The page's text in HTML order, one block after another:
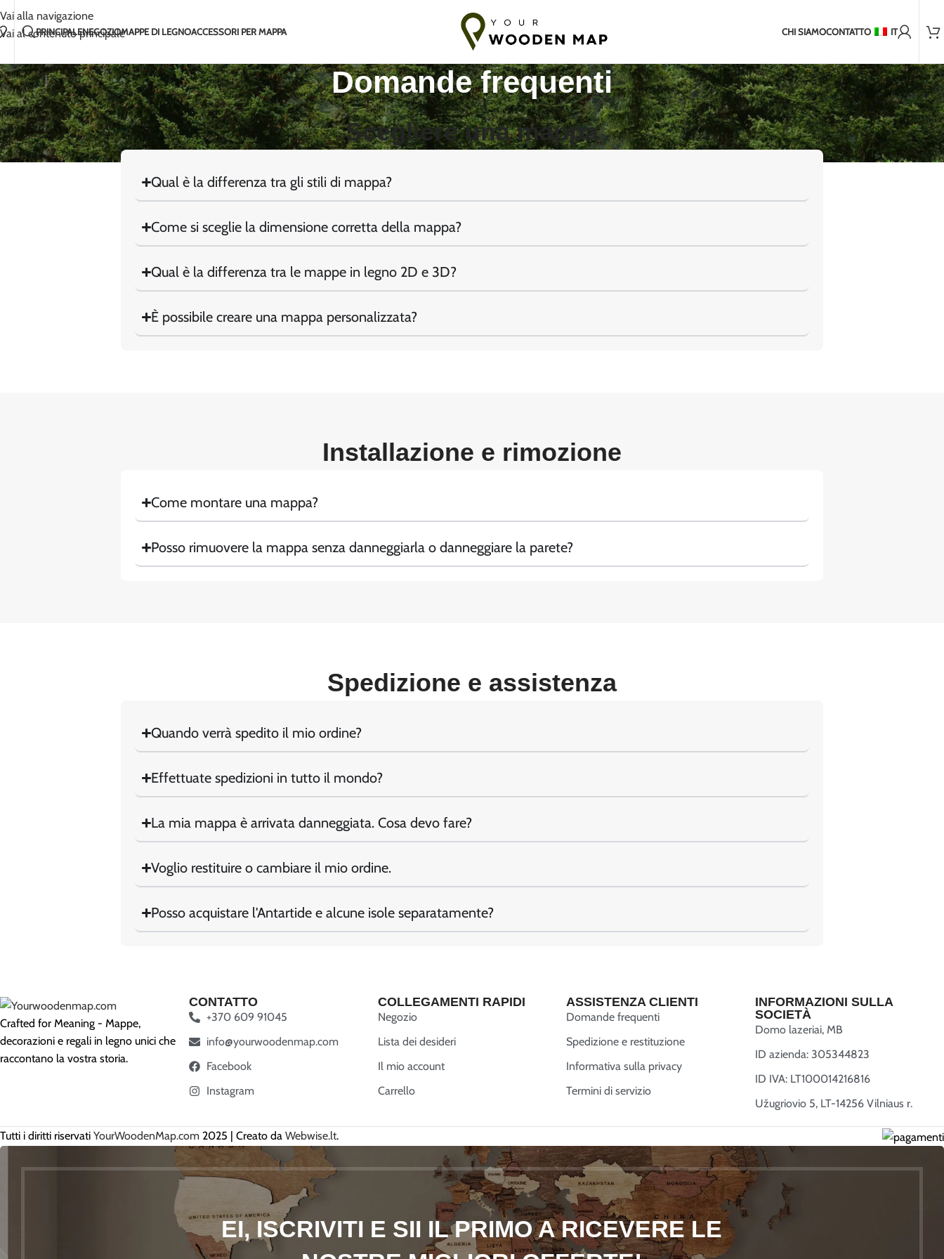
Vai alla navigazione
Vai al contenuto principale
Fatto a mano con amore in Lituania 7-14 giorni di spedizione verso l'UE
PRINCIPALENEGOZIOMAPPE DI LEGNOACCESSORI PER MAPPA CHI SIAMOCONTATTO IT
Domande frequenti
Scegliere una mappa
Qual è la differenza tra gli stili di mappa?
Come si sceglie la dimensione corretta della mappa?
Qual è la differenza tra le mappe in legno 2D e 3D?
È possibile creare una mappa personalizzata?
Installazione e rimozione
Come montare una mappa?
Posso rimuovere la mappa senza danneggiarla o danneggiare la parete?
Spedizione e assistenza
Quando verrà spedito il mio ordine?
Effettuate spedizioni in tutto il mondo?
La mia mappa è arrivata danneggiata. Cosa devo fare?
Voglio restituire o cambiare il mio ordine.
Posso acquistare l'Antartide e alcune isole separatamente?
Crafted for Meaning - Mappe,
decorazioni e regali in legno unici che
raccontano la vostra storia.
CONTATTO
+370 609 91045
info@yourwoodenmap.com
Facebook
Instagram
COLLEGAMENTI RAPIDI
Negozio
Lista dei desideri
Il mio account
Carrello
ASSISTENZA CLIENTI
Domande frequenti
Spedizione e restituzione
Informativa sulla privacy
Termini di servizio
INFORMAZIONI SULLA
SOCIETÀ
Domo lazeriai, MB
ID azienda: 305344823
ID IVA: LT100014216816
Užugriovio 5, LT-14256 Vilniaus r.
Tutti i diritti riservati YourWoodenMap.com 2025 | Creato da Webwise.lt.
EI, ISCRIVITI E SII IL PRIMO A RICEVERE LE